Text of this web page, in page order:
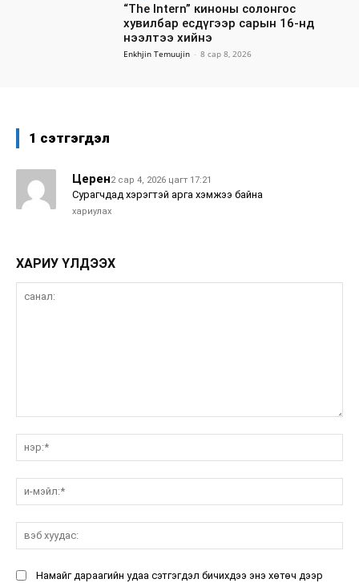
“The Intern” киноны солонгос
хувилбар есдүгээр сарын 16-нд
нээлтээ хийнэ
Enkhjin Temuujin - 8 сар 8, 2026
1 сэтгэгдэл
Церен2 сар 4, 2026 цагт 17:21
Сурагчдад хэрэгтэй арга хэмжээ байна
хариулах
ХАРИУ ҮЛДЭЭХ
Намайг дараагийн удаа сэтгэгдэл бичихдээ энэ хөтөч дээр